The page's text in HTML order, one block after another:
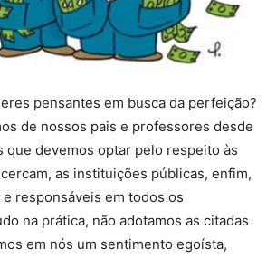
pensantes em busca da perfeição?
de nossos pais e professores desde
que devemos optar pelo respeito às
as instituições públicas, enfim,
responsáveis em todos os
na prática, não adotamos as citadas
em nós um sentimento egoísta,